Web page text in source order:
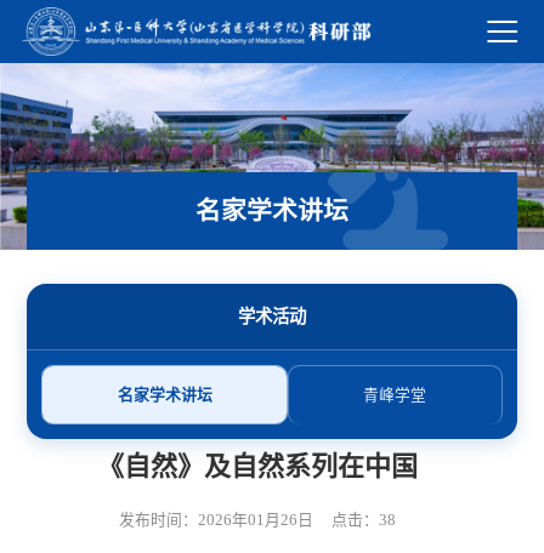
名家学术讲坛
学术活动
名家学术讲坛 青峰学堂
《自然》及自然系列在中国
发布时间：2026年01月26日 点击： 38